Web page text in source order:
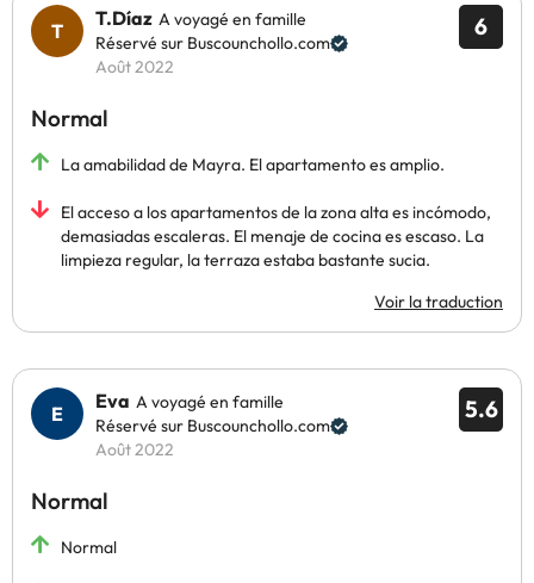
6
T.Díaz A voyagé en famille
Réservé sur Buscounchollo.com
Août 2022
Normal
La amabilidad de Mayra. El apartamento es amplio.
El acceso a los apartamentos de la zona alta es incómodo,
demasiadas escaleras. El menaje de cocina es escaso. La
limpieza regular, la terraza estaba bastante sucia.
Voir la traduction
5.6
Eva A voyagé en famille
Réservé sur Buscounchollo.com
Août 2022
Normal
Normal